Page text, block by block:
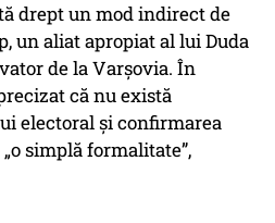
drept un mod indirect de
un aliat apropiat al lui Duda
de la Varșovia. În
că nu există
electoral și confirmarea
simplă formalitate”,